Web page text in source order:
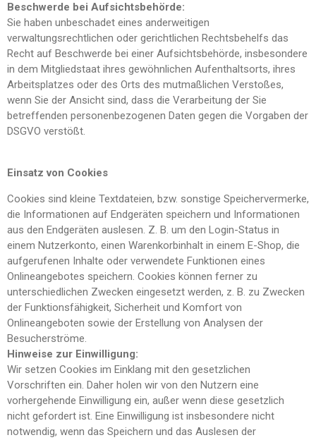
Beschwerde bei Aufsichtsbehörde:
Sie haben unbeschadet eines anderweitigen
verwaltungsrechtlichen oder gerichtlichen Rechtsbehelfs das
Recht auf Beschwerde bei einer Aufsichtsbehörde, insbesondere
in dem Mitgliedstaat ihres gewöhnlichen Aufenthaltsorts, ihres
Arbeitsplatzes oder des Orts des mutmaßlichen Verstoßes,
wenn Sie der Ansicht sind, dass die Verarbeitung der Sie
betreffenden personenbezogenen Daten gegen die Vorgaben der
DSGVO verstößt.
Einsatz von Cookies
Cookies sind kleine Textdateien, bzw. sonstige Speichervermerke,
die Informationen auf Endgeräten speichern und Informationen
aus den Endgeräten auslesen. Z. B. um den Login-Status in
einem Nutzerkonto, einen Warenkorbinhalt in einem E-Shop, die
aufgerufenen Inhalte oder verwendete Funktionen eines
Onlineangebotes speichern. Cookies können ferner zu
unterschiedlichen Zwecken eingesetzt werden, z. B. zu Zwecken
der Funktionsfähigkeit, Sicherheit und Komfort von
Onlineangeboten sowie der Erstellung von Analysen der
Besucherströme.
Hinweise zur Einwilligung:
Wir setzen Cookies im Einklang mit den gesetzlichen
Vorschriften ein. Daher holen wir von den Nutzern eine
vorhergehende Einwilligung ein, außer wenn diese gesetzlich
nicht gefordert ist. Eine Einwilligung ist insbesondere nicht
notwendig, wenn das Speichern und das Auslesen der